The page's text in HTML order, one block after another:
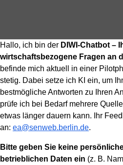
Hallo, ich bin der DIWI-Chatbot –
wirtschaftsbezogene Fragen an
befinde mich aktuell in einer
stetig. Dabei setze ich KI ein, um
bestmögliche Antworten zu Ihren
prüfe ich bei Bedarf mehrere
etwas länger dauern kann. Ihr
an: ea@senweb.berlin.de.
Bitte geben Sie keine
betrieblichen Daten ein (z. B.